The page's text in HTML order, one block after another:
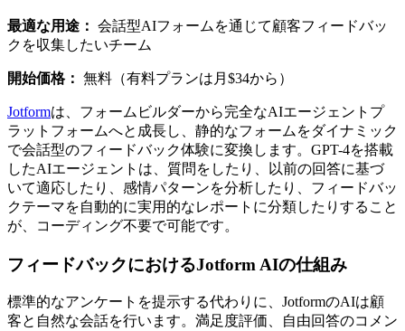
最適な用途： 会話型AIフォームを通じて顧客フィードバッ
クを収集したいチーム
開始価格： 無料（有料プランは月$34から）
Jotformは、フォームビルダーから完全なAIエージェントプ
ラットフォームへと成長し、静的なフォームをダイナミック
で会話型のフィードバック体験に変換します。GPT-4を搭載
したAIエージェントは、質問をしたり、以前の回答に基づ
いて適応したり、感情パターンを分析したり、フィードバッ
クテーマを自動的に実用的なレポートに分類したりすること
が、コーディング不要で可能です。
フィードバックにおけるJotform AIの仕組み
標準的なアンケートを提示する代わりに、JotformのAIは顧
客と自然な会話を行います。満足度評価、自由回答のコメン